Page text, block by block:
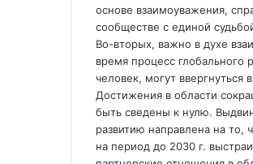
основе взаимоуважения,
сообществе с единой
Во-вторых, важно в духе
время процесс глобального
человек, могут ввергнуться
Достижения в области
быть сведены к нулю.
развитию направлена на то,
на период до 2030 г.